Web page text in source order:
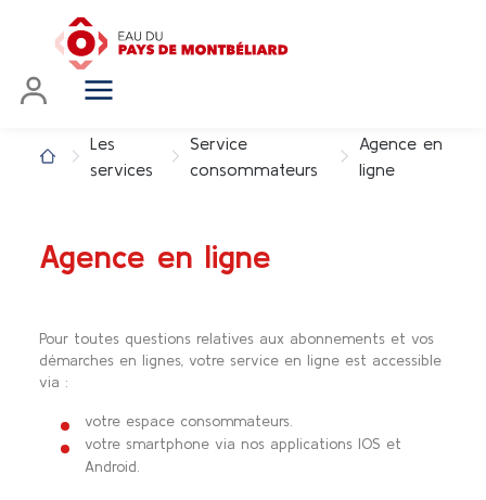
Les
services
Service
consommateurs
Agence en
ligne
Agence en ligne
Pour toutes questions relatives aux abonnements et vos
démarches en lignes, votre service en ligne est accessible
via :
votre espace consommateurs.
votre smartphone via nos applications IOS et
Android.